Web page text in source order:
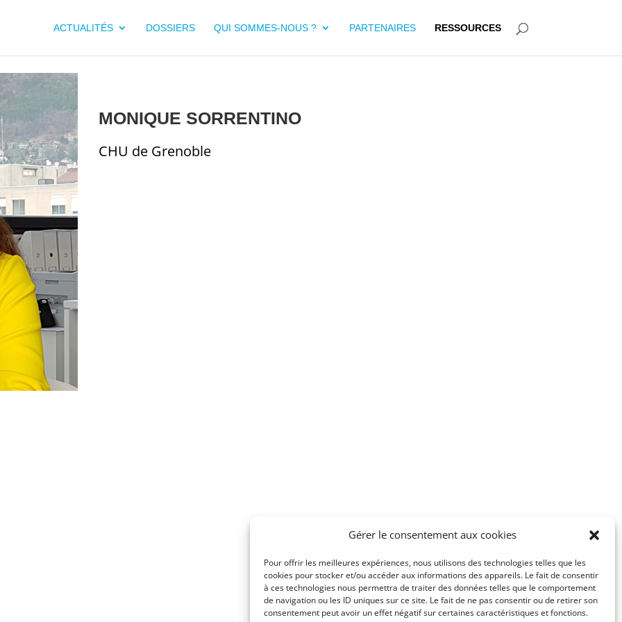
Gérer le consentement aux cookies
Pour offrir les meilleures expériences, nous utilisons des technologies telles que les
cookies pour stocker et/ou accéder aux informations des appareils. Le fait de consentir
à ces technologies nous permettra de traiter des données telles que le comportement
de navigation ou les ID uniques sur ce site. Le fait de ne pas consentir ou de retirer son
consentement peut avoir un effet négatif sur certaines caractéristiques et fonctions.
ACTUALITÉS DOSSIERS QUI SOMMES-NOUS ? PARTENAIRES RESSOURCES
MONIQUE SORRENTINO
CHU de Grenoble